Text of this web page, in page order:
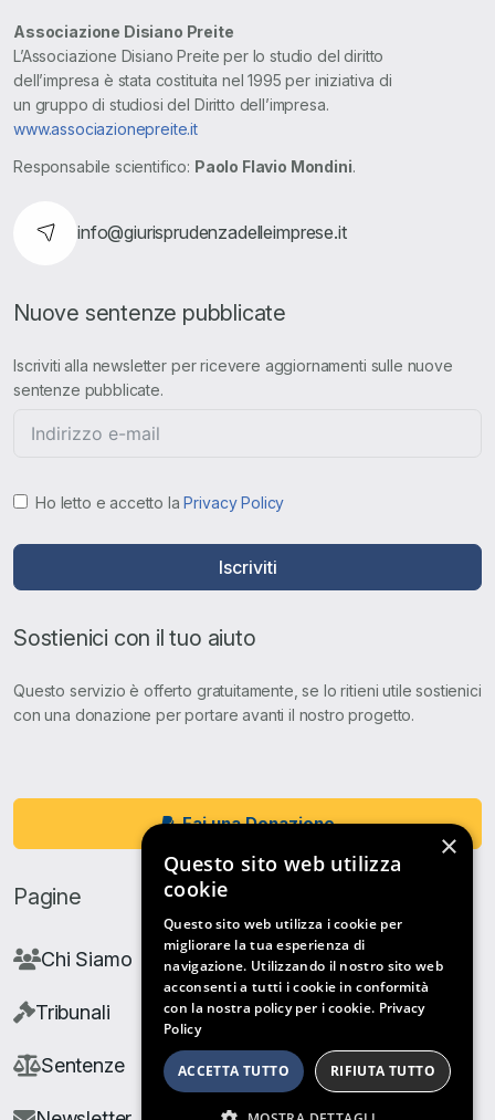
Associazione Disiano Preite
L’Associazione Disiano Preite per lo studio del diritto
dell’impresa è stata costituita nel 1995 per iniziativa di
un gruppo di studiosi del Diritto dell’impresa.
www.associazionepreite.it
Responsabile scientifico: Paolo Flavio Mondini.
info@giurisprudenzadelleimprese.it
Nuove sentenze pubblicate
Iscriviti alla newsletter per ricevere aggiornamenti sulle nuove
sentenze pubblicate.
Ho letto e accetto laPrivacy Policy
Iscriviti
Sostienici con il tuo aiuto
Questo servizio è offerto gratuitamente, se lo ritieni utile sostienici
con una donazione per portare avanti il nostro progetto.
Fai una Donazione
Pagine
Chi Siamo
Tribunali
Sentenze
×
Questo sito web utilizza
cookie
Questo sito web utilizza i cookie per
migliorare la tua esperienza di
navigazione. Utilizzando il nostro sito web
acconsenti a tutti i cookie in conformità
con la nostra policy per i cookie. Privacy
Policy
ACCETTA TUTTO RIFIUTA TUTTO